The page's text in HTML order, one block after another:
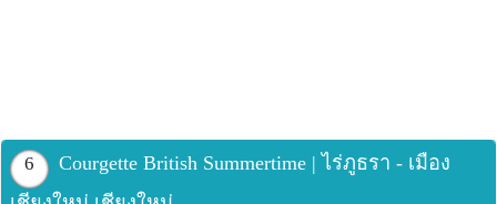
6
Courgette British Summertime | ไร่ภูธรา - เมือง